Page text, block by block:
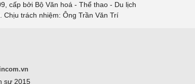
cấp bởi Bộ Văn hoá - Thể thao - Du lịch
trách nhiệm: Ông Trần Văn Trí
sự 2015